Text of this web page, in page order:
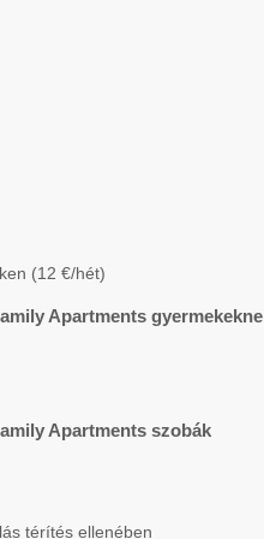
(12 €/hét)
Apartments
Apartments szobák
térítés ellenében